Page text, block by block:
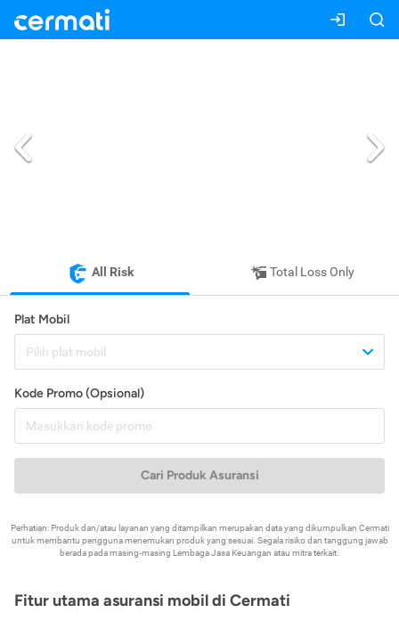
All Risk Total Loss Only
Plat Mobil
Pilih plat mobil
Kode Promo (Opsional)
Cari Produk Asuransi
Perhatian: Produk dan/atau layanan yang ditampilkan merupakan data yang dikumpulkan Cermati
untuk membantu pengguna menemukan produk yang sesuai. Segala risiko dan tanggung jawab
berada pada masing-masing Lembaga Jasa Keuangan atau mitra terkait.
Fitur utama asuransi mobil di Cermati